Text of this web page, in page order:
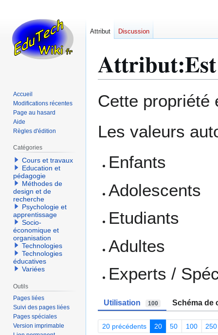
à
navigation
à
recherche
Cette
Les valeurs
Enfants
Adolescents
Etudiants
Adultes
Experts /
Utilisation 100 Schéma de
20 précédents 20 50 100 250
Attribut Discussion
Accueil
Modifications récentes
Page au hasard
Aide
Règles d'édition
Catégories
Cours et travaux
Education et
pédagogie
Méthodes de
design et de
recherche
Psychologie et
apprentissage
Socio-
économique et
organisation
Technologies
Technologies
éducatives
Variées
Outils
Pages liées
Suivi des pages liées
Pages spéciales
Version imprimable